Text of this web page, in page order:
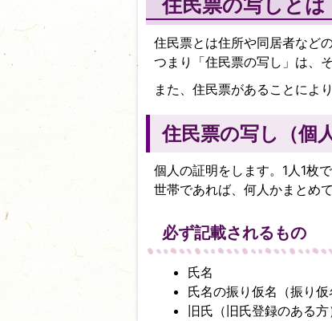
住民票の写しとは
住民票とは住所や同居者など
つまり「住民票の写し」は、
また、住民票があることによ
住民票の写し（個人
個人の証明をします。1人1枚
世帯であれば、何人かまとめ
必ず記載されるもの
氏名
氏名の振り仮名（振り仮
旧氏（旧氏登録のある方